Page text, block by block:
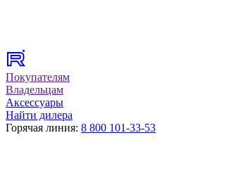
Покупателям
Владельцам
Аксессуары
Найти дилера
Горячая линия: 8 800 101-33-53